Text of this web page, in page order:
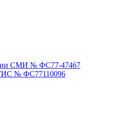
СМИ № ФС77-47467
№ ФС77110096